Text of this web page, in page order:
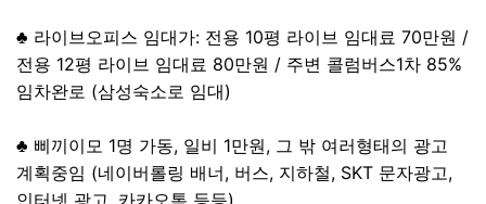
♣ 라이브오피스 임대가: 전용 10평 라이브 임대료 70만원 /
전용 12평 라이브 임대료 80만원 / 주변 콜럼버스1차 85%
임차완로 (삼성숙소로 임대)
♣ 삐끼이모 1명 가동, 일비 1만원, 그 밖 여러형태의 광고
계획중임 (네이버롤링 배너, 버스, 지하철, SKT 문자광고,
인터넷 광고, 카카오톡 등등)